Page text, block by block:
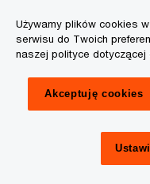
© 2026 PwC. Wszelkie
sieci PwC, z których każda
Więcej informacji na stronie
www.pwc.com/structure.
Informacje o ciasteczkach
Używamy plików cookies
serwisu do Twoich
naszej polityce dotyczącej
Akceptuję cookies